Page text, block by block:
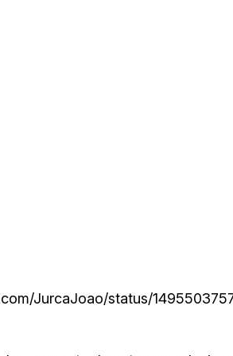
JurcaJoao/status/